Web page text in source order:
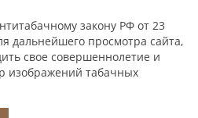
закону РФ от 23
дальнейшего просмотра сайта,
свое совершеннолетие и
изображений табачных